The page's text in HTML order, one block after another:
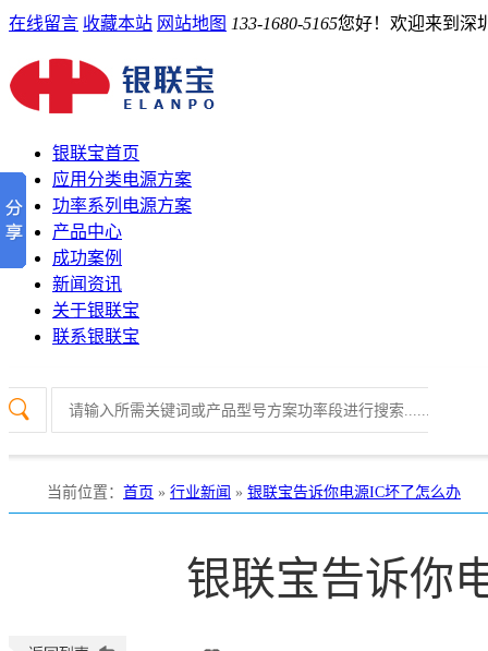
在线留言 收藏本站 网站地图 133-1680-5165您好！欢迎来到深
银联宝首页
应用分类电源方案
功率系列电源方案
产品中心
成功案例
新闻资讯
关于银联宝
联系银联宝
深圳市银联宝电子 银联宝电子有限公司
当前位置 ： 首页 » 行业新闻 » 银联宝告诉你电源IC坏了怎么办
银联宝告诉你